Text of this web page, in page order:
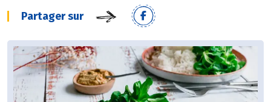
Partager sur